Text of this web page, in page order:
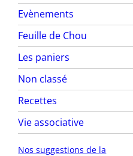
Evènements
Feuille de Chou
Les paniers
Non classé
Recettes
Vie associative
Nos suggestions de la